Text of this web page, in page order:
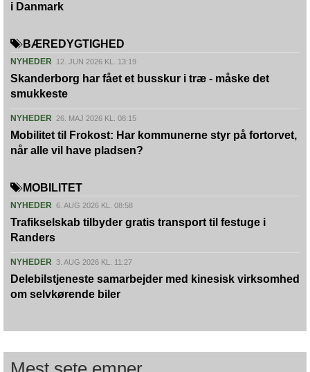
i Danmark
BÆREDYGTIGHED
NYHEDER 12. JUN 2026 KL. 13:19
Skanderborg har fået et busskur i træ - måske det
smukkeste
NYHEDER 26. MAJ 2026 KL. 08:15
Mobilitet til Frokost: Har kommunerne styr på fortorvet,
når alle vil have pladsen?
MOBILITET
NYHEDER 6. AUG 2026 KL. 08:58
Trafikselskab tilbyder gratis transport til festuge i
Randers
NYHEDER 3. AUG 2026 KL. 11:27
Delebilstjeneste samarbejder med kinesisk virksomhed
om selvkørende biler